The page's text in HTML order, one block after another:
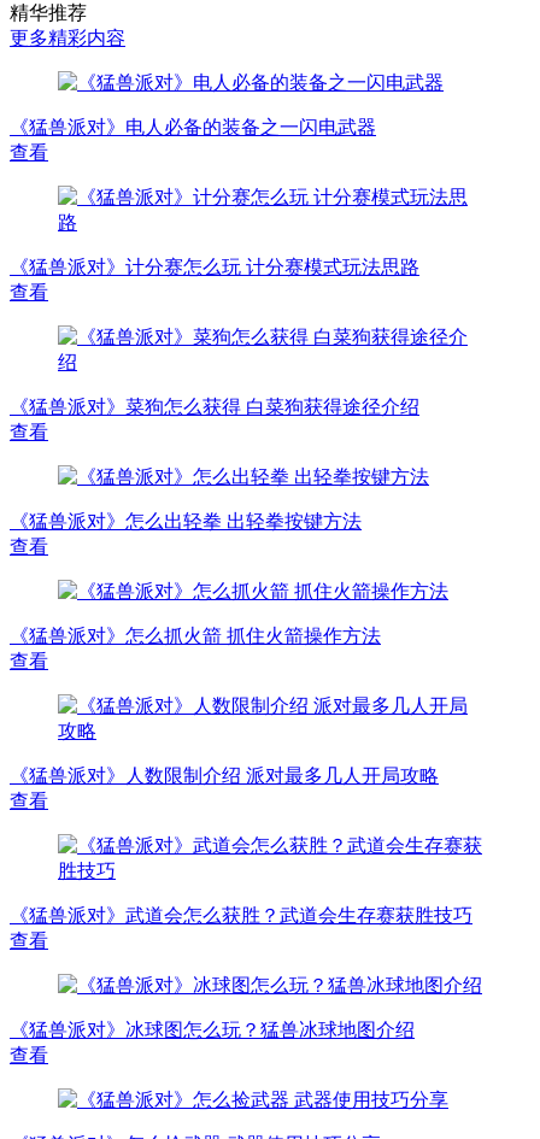
精华推荐
更多精彩内容
《猛兽派对》电人必备的装备之一闪电武器
查看
《猛兽派对》计分赛怎么玩 计分赛模式玩法思路
查看
《猛兽派对》菜狗怎么获得 白菜狗获得途径介绍
查看
《猛兽派对》怎么出轻拳 出轻拳按键方法
查看
《猛兽派对》怎么抓火箭 抓住火箭操作方法
查看
《猛兽派对》人数限制介绍 派对最多几人开局攻略
查看
《猛兽派对》武道会怎么获胜？武道会生存赛获胜技巧
查看
《猛兽派对》冰球图怎么玩？猛兽冰球地图介绍
查看